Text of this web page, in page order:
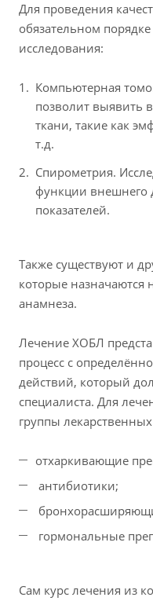
Для проведения
обязательном
исследования:
Компьютерная
позволит выявить
ткани, такие как
т.д.
Спирометрия.
функции внешнего
показателей.
Также существуют и
которые назначаются
анамнеза.
Лечение ХОБЛ
процесс с
действий, который
специалиста. Для
группы
отхаркивающие
антибиотики;
гормональные
Сам курс лечения из